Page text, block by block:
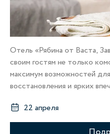
Отель «Рябина от Васта,
своим гостям не только
максимум возможностей
восстановления и ярких
22 апреля